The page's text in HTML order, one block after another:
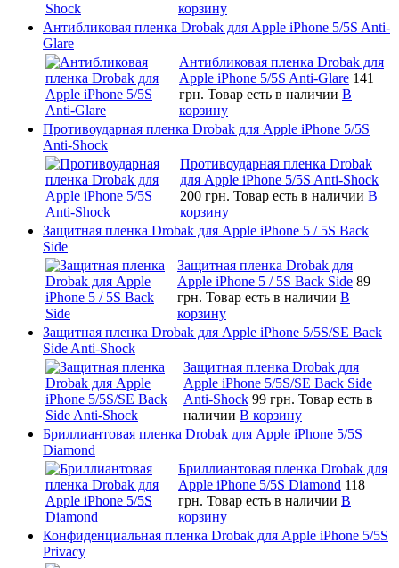
корзину
Антибликовая пленка Drobak для Apple iPhone 5/5S Anti-
Glare
Антибликовая пленка Drobak для
Apple iPhone 5/5S Anti-Glare 141
грн. Товар есть в наличии В
корзину
Противоударная пленка Drobak для Apple iPhone 5/5S
Anti-Shock
Противоударная пленка Drobak
для Apple iPhone 5/5S Anti-Shock
200 грн. Товар есть в наличии В
корзину
Защитная пленка Drobak для Apple iPhone 5 / 5S Back
Side
Защитная пленка Drobak для
Apple iPhone 5 / 5S Back Side 89
грн. Товар есть в наличии В
корзину
Защитная пленка Drobak для Apple iPhone 5/5S/SE Back
Side Anti-Shock
Защитная пленка Drobak для
Apple iPhone 5/5S/SE Back Side
Anti-Shock 99 грн. Товар есть в
наличии В корзину
Бриллиантовая пленка Drobak для Apple iPhone 5/5S
Diamond
Бриллиантовая пленка Drobak для
Apple iPhone 5/5S Diamond 118
грн. Товар есть в наличии В
корзину
Конфиденциальная пленка Drobak для Apple iPhone 5/5S
Privacy